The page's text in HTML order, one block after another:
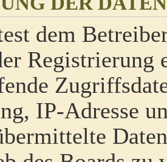
dem
Registrierung
IP-Adresse